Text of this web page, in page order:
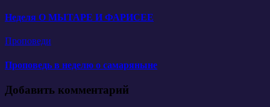
Неделя О МЫТАРЕ И ФАРИСЕЕ
Проповеди
Проповедь в неделю о самаряныне
Добавить комментарий